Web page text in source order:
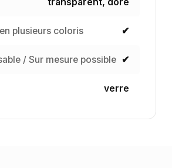
plusieurs coloris ✔
/ Sur mesure possible ✔
verre